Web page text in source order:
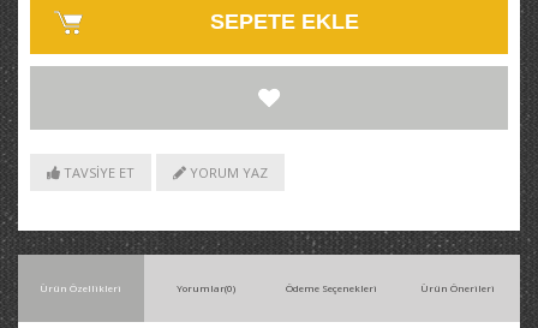
TAVSİYE ET YORUM YAZ
Ürün Özellikleri Yorumlar(0) Ödeme Seçenekleri Ürün Önerileri